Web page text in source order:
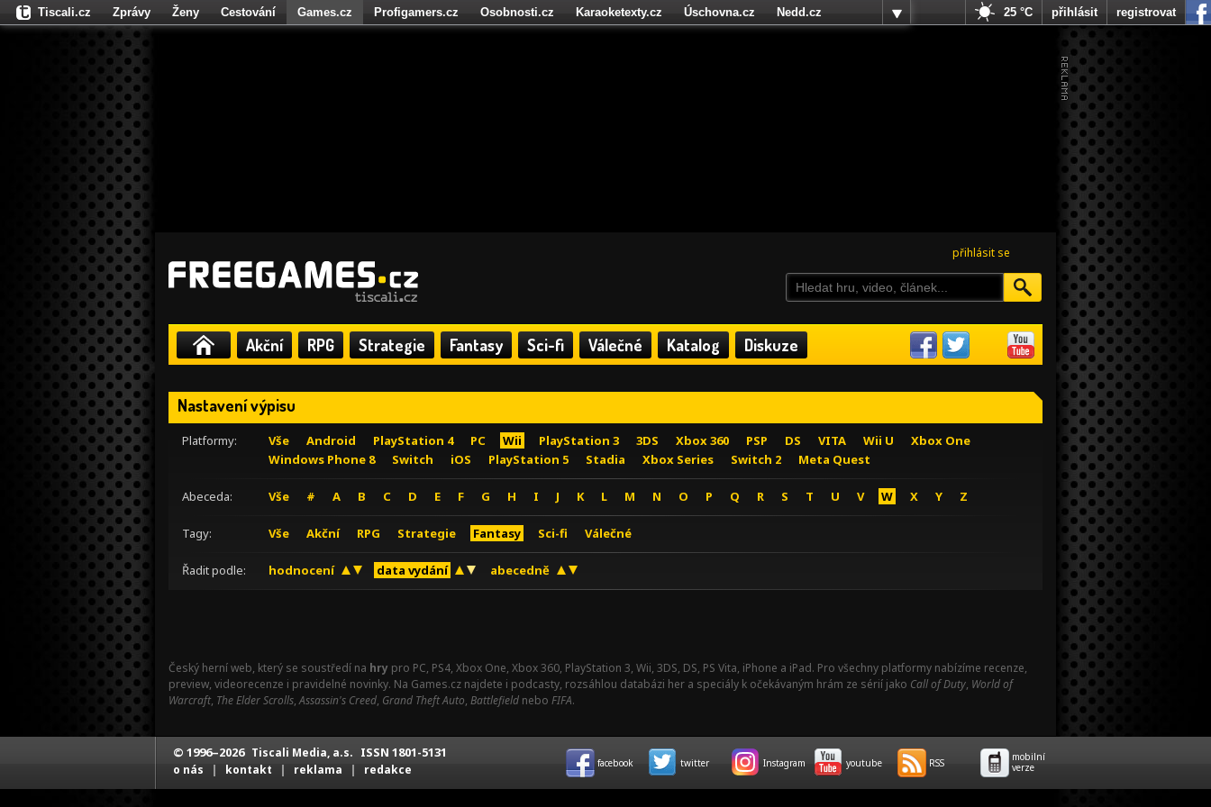
přihlásit se
Akční RPG Strategie Fantasy Sci-fi Válečné Katalog Diskuze
Nastavení výpisu
Platformy: Vše Android PlayStation 4 PC Wii PlayStation 3 3DS Xbox 360 PSP DS VITA Wii U
Xbox One
Windows Phone 8
Switch iOS PlayStation 5 Stadia Xbox Series Switch 2 Meta Quest
Abeceda: Vše # A B C D E F G H I J K L M N O P Q R S T U V W X Y Z
Tagy: Vše Akční RPG Strategie Fantasy Sci-fi Válečné
Řadit podle: hodnocení data vydání abecedně
Český herní web, který se soustředí na hry pro PC, PS4, Xbox One, Xbox 360, PlayStation 3, Wii, 3DS, DS, PS Vita, iPhone a iPad. Pro všechny platformy nabízíme recenze,
preview, videorecenze i pravidelné novinky. Na Games.cz najdete i podcasty, rozsáhlou databázi her a speciály k očekávaným hrám ze sérií jako Call of Duty, World of
Warcraft, The Elder Scrolls,Assassin's Creed, Grand Theft Auto, Battlefield nebo FIFA.
Tiscali.cz Zprávy Ženy Cestování Games.cz Profigamers.cz Osobnosti.cz Karaoketexty.cz Úschovna.cz
Nedd.cz
Fights.cz
25 °C přihlásit registrovat
© 1996–2026 Tiscali Media, a.s. ISSN 1801-5131
o nás | kontakt | reklama | redakce facebook twitter Instagram youtube RSS
mobilní
verze